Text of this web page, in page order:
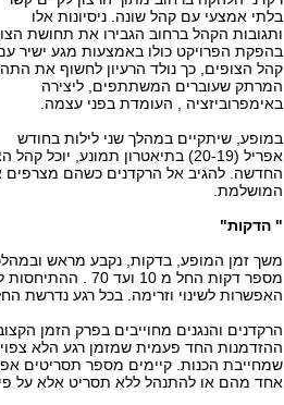
בלתי אמצעי עם קהל שונה. ניסיונות אלו
ותגובות הקהל ברחוב הגבירו את תחושת
בהפקת הפרויקט כולו באמצעות מגע ישיר
קהל הצופים, כך נולד הרעיון לחשוף את
המרתק שעוברים המשתתפים, ליצירה
באימפרוביזציה , העומדת בפני עצמה.
במופע, שיתקיים במהלך שני לילות בחודש
אפריל (20-19) בתיאטרון תמונע,
החדשה. להגיב אל הרקדנים כשהם
המושלמת.
" הדקות"
משך זמן המופע, בדקות, נקבע מראש
מספר דקות החל מ
האפשרות לשינוי וזרימה. בכל רגע נדרשת
הרקדנים והנגנים מחוייבים בפרק הזמן
ההזדמנות החד פעמית שמזמן רגע הלא צפוי,
שמחייבת הכנות. קיימים מספר תסריטים
אחד מהם או להתנהל ללא תסריט אלא על פי